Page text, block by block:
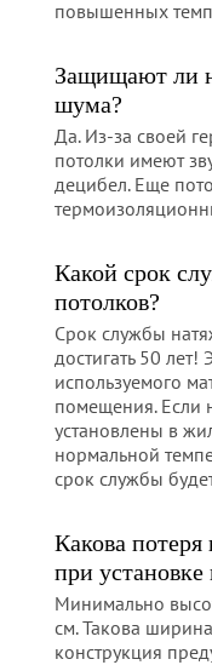
повышенных
Защищают ли
шума?
Да. Из-за своей
потолки имеют
децибел. Еще
Какой срок
потолков?
Срок службы
достигать 50 лет!
используемого
помещения. Если
установлены в
нормальной
срок службы
Какова
при
Минимально
см. Такова
конструкция